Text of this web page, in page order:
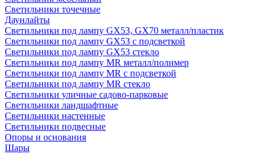
Светильники точечные
Даунлайты
Светильники под лампу GX53, GX70 металл/пластик
Светильники под лампу GX53 с подсветкой
Светильники под лампу GX53 стекло
Светильники под лампу MR металл/полимер
Светильники под лампу MR с подсветкой
Светильники под лампу MR стекло
Светильники уличные садово-парковые
Светильники ландшафтные
Светильники настенные
Светильники подвесные
Опоры и основания
Шары